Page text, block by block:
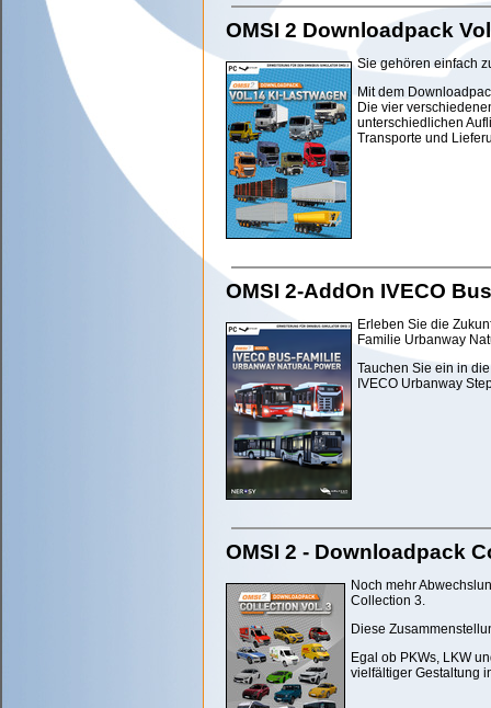
OMSI 2 Downloadpack
Sie gehören einfach
Mit dem
Die vier
unterschiedlichen
Transporte und
OMSI 2-AddOn IVECO
Erleben Sie die
Familie Urbanway
Tauchen Sie ein in
IVECO Urbanway
OMSI 2 - Downloadpack
Noch mehr
Collection 3.
Diese
Egal ob PKWs, LKW
vielfältiger Gestaltung